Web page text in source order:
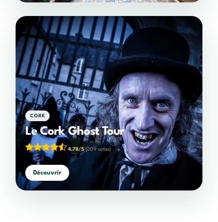
CORK
Le Cork Ghost Tour
4,78/5(309 votes)
Découvrir